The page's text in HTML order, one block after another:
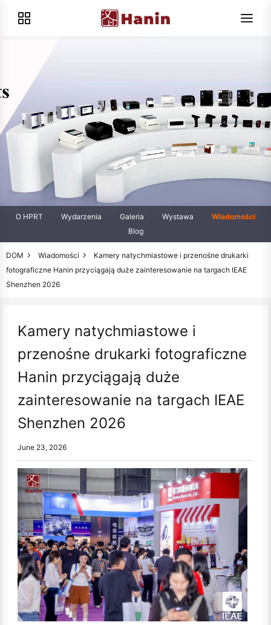
O HPRT Wydarzenia Galeria Wystawa
Wiadomości
Blog
DOM Wiadomości
Kamery natychmiastowe i przenośne drukarki
fotograficzne Hanin przyciągają duże zainteresowanie na targach IEAE
Shenzhen 2026
Kamery natychmiastowe i
przenośne drukarki fotograficzne
Hanin przyciągają duże
zainteresowanie na targach IEAE
Shenzhen 2026
June 23, 2026